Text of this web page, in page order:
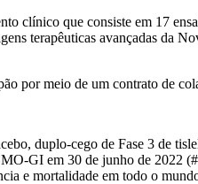
clínico que consiste em 17
terapêuticas avançadas da
por meio de um contrato de
duplo-cego de Fase 3 de
GI em 30 de junho de 2022
e mortalidade em todo o